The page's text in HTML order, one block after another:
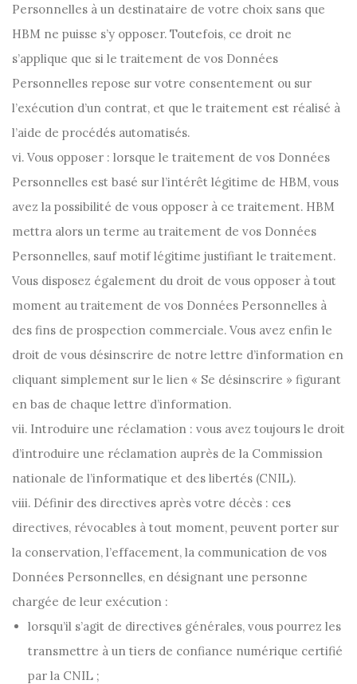
Personnelles à un destinataire de votre choix sans que
HBM ne puisse s’y opposer. Toutefois, ce droit ne
s’applique que si le traitement de vos Données
Personnelles repose sur votre consentement ou sur
l’exécution d’un contrat, et que le traitement est réalisé à
l’aide de procédés automatisés.
vi. Vous opposer : lorsque le traitement de vos Données
Personnelles est basé sur l’intérêt légitime de HBM, vous
avez la possibilité de vous opposer à ce traitement. HBM
mettra alors un terme au traitement de vos Données
Personnelles, sauf motif légitime justifiant le traitement.
Vous disposez également du droit de vous opposer à tout
moment au traitement de vos Données Personnelles à
des fins de prospection commerciale. Vous avez enfin le
droit de vous désinscrire de notre lettre d’information en
cliquant simplement sur le lien « Se désinscrire » figurant
en bas de chaque lettre d’information.
vii. Introduire une réclamation : vous avez toujours le droit
d’introduire une réclamation auprès de la Commission
nationale de l’informatique et des libertés (CNIL).
viii. Définir des directives après votre décès : ces
directives, révocables à tout moment, peuvent porter sur
la conservation, l’effacement, la communication de vos
Données Personnelles, en désignant une personne
chargée de leur exécution :
lorsqu’il s’agit de directives générales, vous pourrez les
transmettre à un tiers de confiance numérique certifié
par la CNIL ;